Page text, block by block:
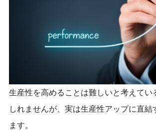
生産性を高めることは難しいと考えてい
しれませんが、実は生産性アップに直結
ます。